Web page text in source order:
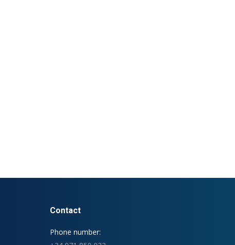
Contact
Phone number: